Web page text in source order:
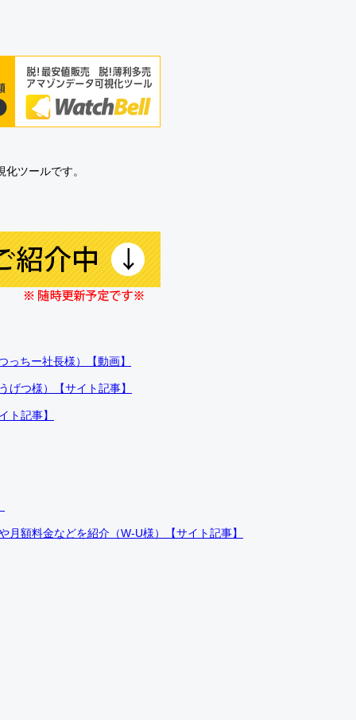
ツールです。
ちー社長様）【動画】
げつ様）【サイト記事】
ト記事】
額料金などを紹介（W-U様）【サイト記事】